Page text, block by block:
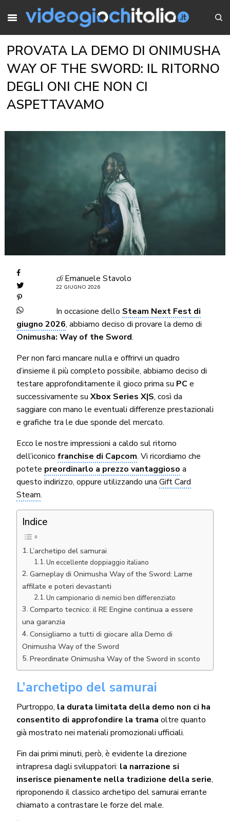
PROVATA LA DEMO DI ONIMUSHA
WAY OF THE SWORD: IL RITORNO
DEGLI ONI CHE NON CI
ASPETTAVAMO
di Emanuele Stavolo
22 GIUGNO 2026
In occasione dello Steam Next Fest di
giugno 2026, abbiamo deciso di provare la demo di
Onimusha: Way of the Sword.
Per non farci mancare nulla e offrirvi un quadro
d’insieme il più completo possibile, abbiamo deciso di
testare approfonditamente il gioco prima su PCe
successivamente su Xbox Series X|S, così da
saggiare con mano le eventuali differenze prestazionali
e grafiche tra le due sponde del mercato.
Ecco le nostre impressioni a caldo sul ritorno
dell’iconico franchise di Capcom. Vi ricordiamo che
potete preordinarlo a prezzo vantaggioso a
questo indirizzo, oppure utilizzando unaGift Card
Steam.
Indice
L’archetipo del samurai
Un eccellente doppiaggio italiano
Gameplay di Onimusha Way of the Sword: Lame
affilate e poteri devastanti
Un campionario di nemici ben differenziato
Comparto tecnico: il RE Engine continua a essere
una garanzia
Consigliamo a tutti di giocare alla Demo di
Onimusha Way of the Sword
Preordinate Onimusha Way of the Sword in sconto
L’archetipo del samurai
Purtroppo, la durata limitata della demo non ci ha
consentito di approfondire la trama oltre quanto
già mostrato nei materiali promozionali ufficiali.
Fin dai primi minuti, però, è evidente la direzione
intrapresa dagli sviluppatori: la narrazione si
inserisce pienamente nella tradizione della serie,
riproponendo il classico archetipo del samurai errante
chiamato a contrastare le forze del male.